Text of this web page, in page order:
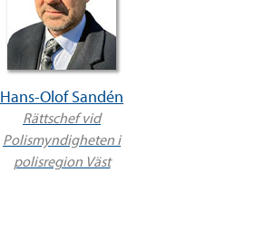
Hans-Olof Sandén
Rättschef vid
Polismyndigheten i
polisregion Väst